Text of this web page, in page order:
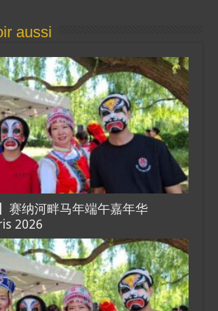
aussi
赛纳河畔马年端午嘉年华
2026